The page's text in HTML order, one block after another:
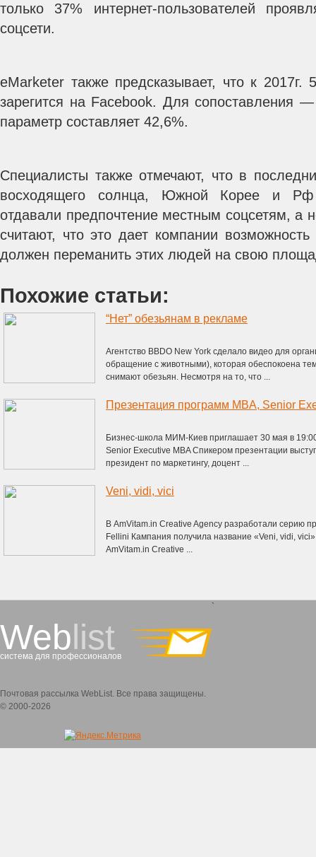
только 37% интернет-пользователей
соцсети.
eMarketer также предсказывает, что к
зарегится на Facebook. Для сопоставления
параметр составляет 42,6%.
Специалисты также отмечают, что в
восходящего солнца, Южной Корее и Рф
отдавали предпочтение местным соцсетям, а
считают, что это дает компании
должен переманить этих людей на свою
Похожие статьи:
“Нет” обезьянам в рекламе
Агентство BBDO New York сделало видео для
обращение с животными), которая обеспокоена
снимают обезьян. Несмотря на то, что ...
Презентация программ MBA, Senior
Бизнес-школа МИМ-Киев приглашает 30 мая в
Senior Executive MBA Cпикером презентации
президент по маркетингу, доцент ...
Veni, vidi, vici
В AmVitam.in Creative Agency разработали серию
Fellini Кампания получила название «Veni, vidi,
AmVitam.in Creative ...
Weblist
система для профессионалов
`
Почтовая рассылка WebList. Все права защищены.
© 2000-2026